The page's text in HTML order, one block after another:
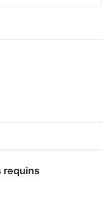
requins